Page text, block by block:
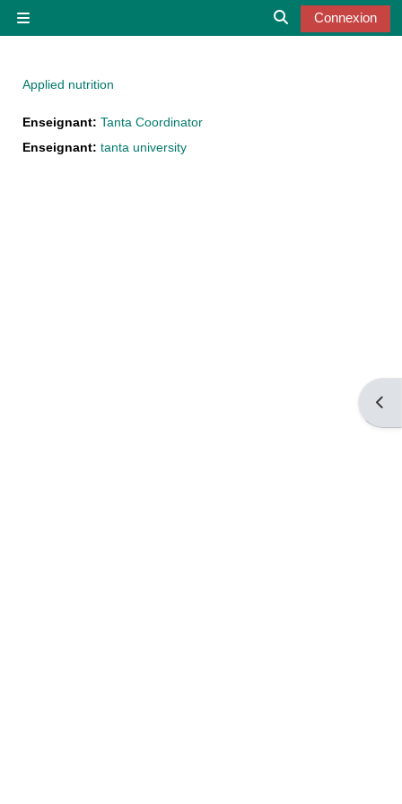
Connexion
Applied nutrition
Enseignant: Tanta Coordinator
Enseignant: tanta university